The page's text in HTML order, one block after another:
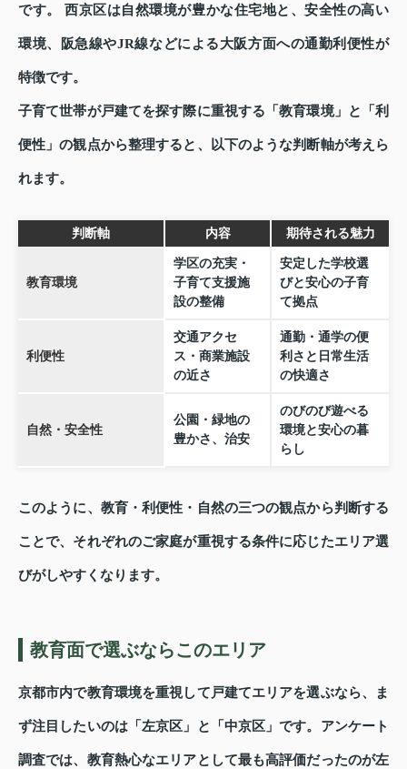
です。 西京区は自然環境が豊かな住宅地と、安全性の高い
環境、阪急線やJR線などによる大阪方面への通勤利便性が
特徴です。
子育て世帯が戸建てを探す際に重視する「教育環境」と「利
便性」の観点から整理すると、以下のような判断軸が考えら
れます。
判断軸 内容 期待される魅力
教育環境
学区の充実・
子育て支援施
設の整備
安定した学校選
びと安心の子育
て拠点
利便性
交通アクセ
ス・商業施設
の近さ
通勤・通学の便
利さと日常生活
の快適さ
自然・安全性
公園・緑地の
豊かさ、治安
のびのび遊べる
環境と安心の暮
らし
このように、教育・利便性・自然の三つの観点から判断する
ことで、それぞれのご家庭が重視する条件に応じたエリア選
びがしやすくなります。
教育面で選ぶならこのエリア
京都市内で教育環境を重視して戸建てエリアを選ぶなら、ま
ず注目したいのは「左京区」と「中京区」です。アンケート
調査では、教育熱心なエリアとして最も高評価だったのが左